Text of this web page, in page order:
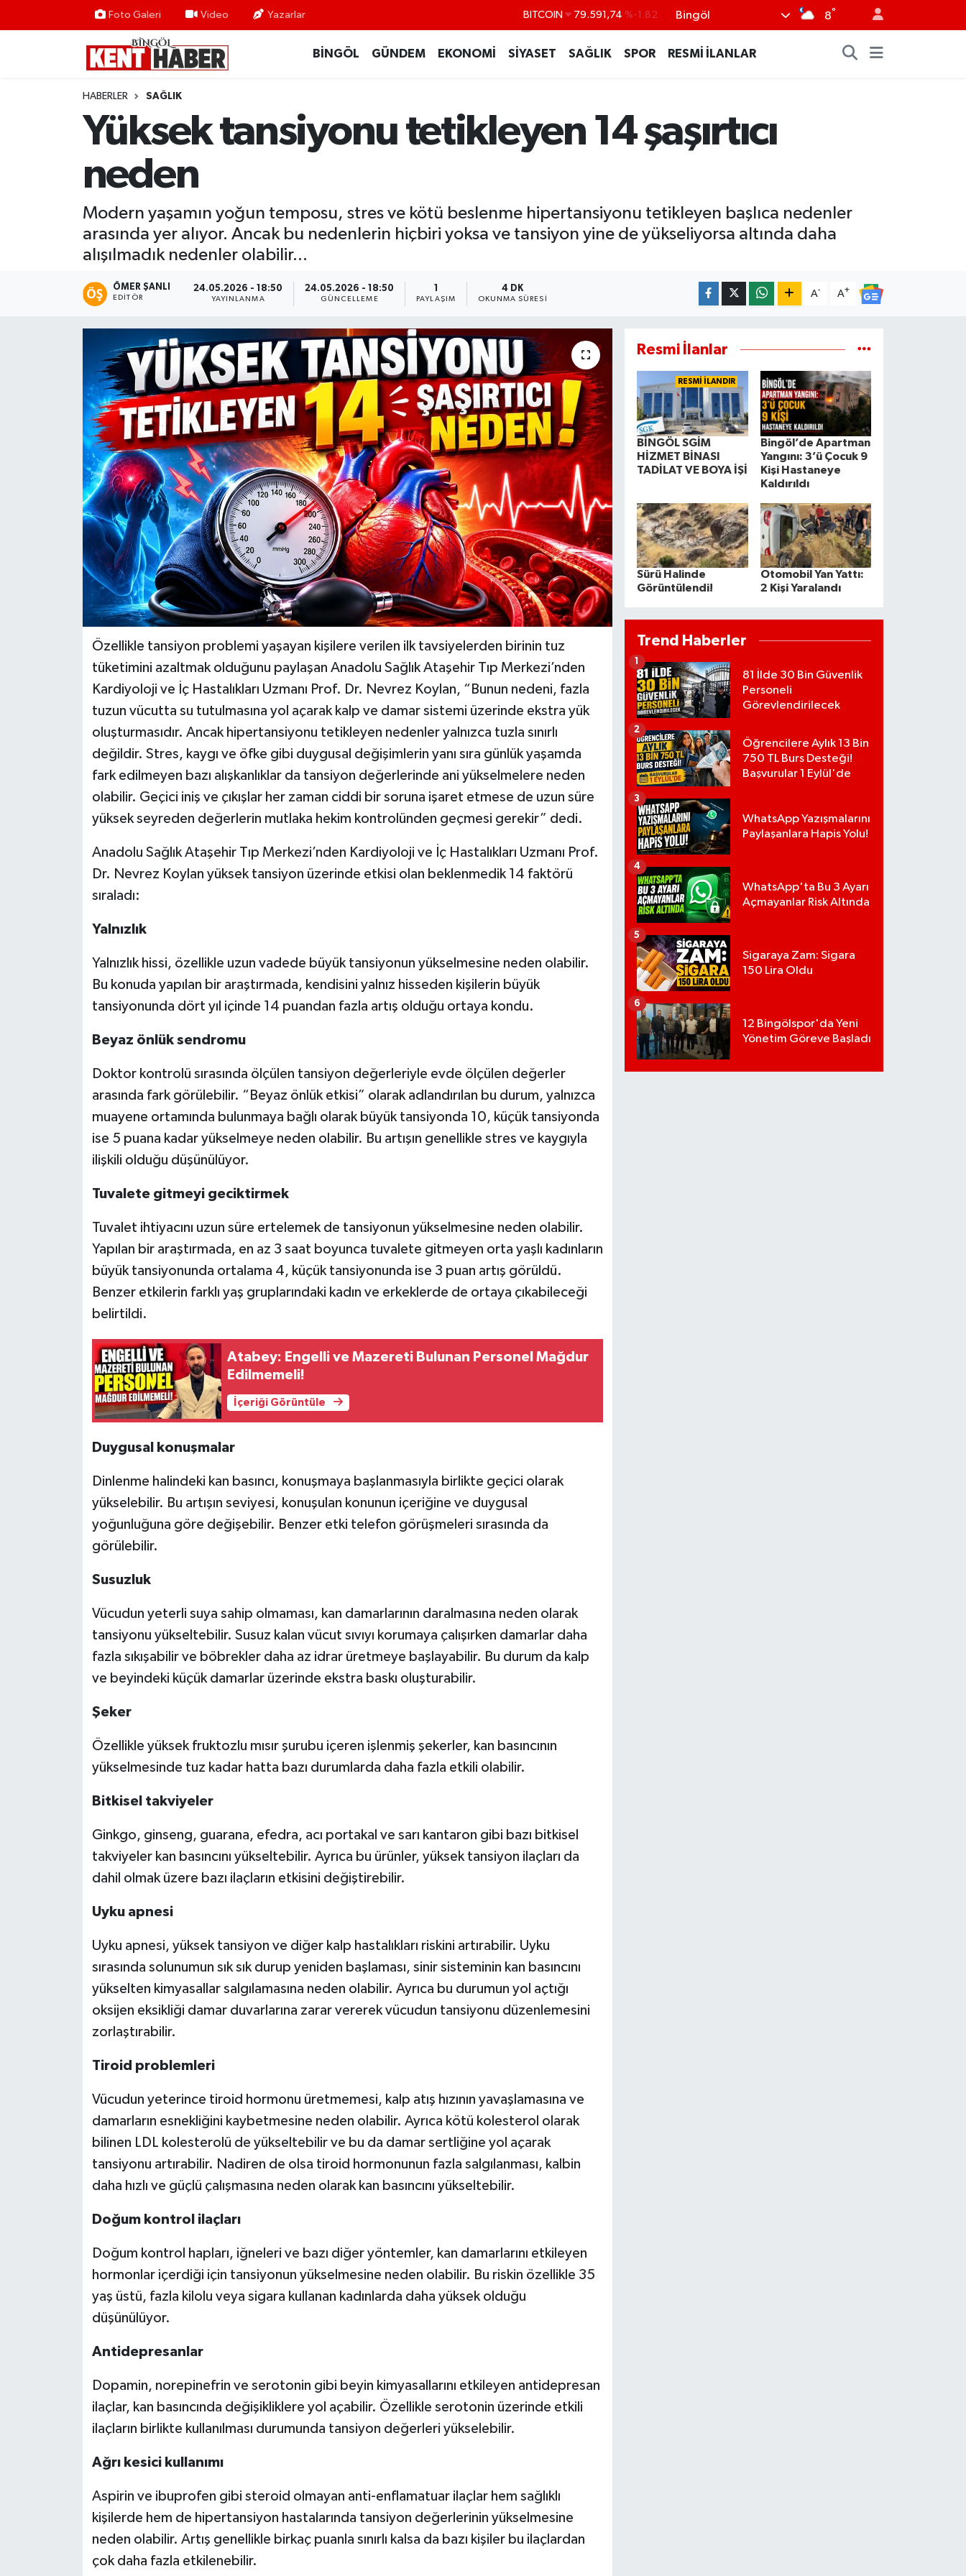
Foto Galeri Video Yazarlar DOLAR 45,43620 %0.02
14.598,00
BITCOIN 79.591,74 %-1.82
Bingöl 8°
BİNGÖL GÜNDEM EKONOMİ SİYASET SAĞLIK SPOR RESMİ İLANLAR
HABERLER SAĞLIK
Yüksek tansiyonu tetikleyen 14 şaşırtıcı
neden
Modern yaşamın yoğun temposu, stres ve kötü beslenme hipertansiyonu tetikleyen başlıca nedenler
arasında yer alıyor. Ancak bu nedenlerin hiçbiri yoksa ve tansiyon yine de yükseliyorsa altında daha
alışılmadık nedenler olabilir...
ÖMER ŞANLI
EDITÖR
24.05.2026 - 18:50
YAYINLANMA
24.05.2026 - 18:50
GÜNCELLEME PAYLAŞIM
4 DK
OKUNMA SÜRESI
A- A+
Özellikle tansiyon problemi yaşayan kişilere verilen ilk tavsiyelerden birinin tuz
tüketimini azaltmak olduğunu paylaşan Anadolu Sağlık Ataşehir Tıp Merkezi’nden
Kardiyoloji ve İç Hastalıkları Uzmanı Prof. Dr. Nevrez Koylan, “Bunun nedeni, fazla
tuzun vücutta su tutulmasına yol açarak kalp ve damar sistemi üzerinde ekstra yük
oluşturmasıdır. Ancak hipertansiyonu tetikleyen nedenler yalnızca tuzla sınırlı
değildir. Stres, kaygı ve öfke gibi duygusal değişimlerin yanı sıra günlük yaşamda
fark edilmeyen bazı alışkanlıklar da tansiyon değerlerinde ani yükselmelere neden
olabilir. Geçici iniş ve çıkışlar her zaman ciddi bir soruna işaret etmese de uzun süre
yüksek seyreden değerlerin mutlaka hekim kontrolünden geçmesi gerekir” dedi.
Anadolu Sağlık Ataşehir Tıp Merkezi’nden Kardiyoloji ve İç Hastalıkları Uzmanı Prof.
Dr. Nevrez Koylan yüksek tansiyon üzerinde etkisi olan beklenmedik 14 faktörü
sıraladı:
Yalnızlık
Yalnızlık hissi, özellikle uzun vadede büyük tansiyonun yükselmesine neden olabilir.
Bu konuda yapılan bir araştırmada, kendisini yalnız hisseden kişilerin büyük
tansiyonunda dört yıl içinde 14 puandan fazla artış olduğu ortaya kondu.
Beyaz önlük sendromu
Doktor kontrolü sırasında ölçülen tansiyon değerleriyle evde ölçülen değerler
arasında fark görülebilir. “Beyaz önlük etkisi” olarak adlandırılan bu durum, yalnızca
muayene ortamında bulunmaya bağlı olarak büyük tansiyonda 10, küçük tansiyonda
ise 5 puana kadar yükselmeye neden olabilir. Bu artışın genellikle stres ve kaygıyla
ilişkili olduğu düşünülüyor.
Tuvalete gitmeyi geciktirmek
Tuvalet ihtiyacını uzun süre ertelemek de tansiyonun yükselmesine neden olabilir.
Yapılan bir araştırmada, en az 3 saat boyunca tuvalete gitmeyen orta yaşlı kadınların
büyük tansiyonunda ortalama 4, küçük tansiyonunda ise 3 puan artış görüldü.
Benzer etkilerin farklı yaş gruplarındaki kadın ve erkeklerde de ortaya çıkabileceği
belirtildi.
Atabey: Engelli ve Mazereti Bulunan Personel Mağdur
Edilmemeli!
İçeriği Görüntüle
Duygusal konuşmalar
Dinlenme halindeki kan basıncı, konuşmaya başlanmasıyla birlikte geçici olarak
yükselebilir. Bu artışın seviyesi, konuşulan konunun içeriğine ve duygusal
yoğunluğuna göre değişebilir. Benzer etki telefon görüşmeleri sırasında da
görülebilir.
Susuzluk
Vücudun yeterli suya sahip olmaması, kan damarlarının daralmasına neden olarak
tansiyonu yükseltebilir. Susuz kalan vücut sıvıyı korumaya çalışırken damarlar daha
fazla sıkışabilir ve böbrekler daha az idrar üretmeye başlayabilir. Bu durum da kalp
ve beyindeki küçük damarlar üzerinde ekstra baskı oluşturabilir.
Şeker
Özellikle yüksek fruktozlu mısır şurubu içeren işlenmiş şekerler, kan basıncının
yükselmesinde tuz kadar hatta bazı durumlarda daha fazla etkili olabilir.
Bitkisel takviyeler
Ginkgo, ginseng, guarana, efedra, acı portakal ve sarı kantaron gibi bazı bitkisel
takviyeler kan basıncını yükseltebilir. Ayrıca bu ürünler, yüksek tansiyon ilaçları da
dahil olmak üzere bazı ilaçların etkisini değiştirebilir.
Uyku apnesi
Uyku apnesi, yüksek tansiyon ve diğer kalp hastalıkları riskini artırabilir. Uyku
sırasında solunumun sık sık durup yeniden başlaması, sinir sisteminin kan basıncını
yükselten kimyasallar salgılamasına neden olabilir. Ayrıca bu durumun yol açtığı
oksijen eksikliği damar duvarlarına zarar vererek vücudun tansiyonu düzenlemesini
zorlaştırabilir.
Tiroid problemleri
Vücudun yeterince tiroid hormonu üretmemesi, kalp atış hızının yavaşlamasına ve
damarların esnekliğini kaybetmesine neden olabilir. Ayrıca kötü kolesterol olarak
bilinen LDL kolesterolü de yükseltebilir ve bu da damar sertliğine yol açarak
tansiyonu artırabilir. Nadiren de olsa tiroid hormonunun fazla salgılanması, kalbin
daha hızlı ve güçlü çalışmasına neden olarak kan basıncını yükseltebilir.
Doğum kontrol ilaçları
Doğum kontrol hapları, iğneleri ve bazı diğer yöntemler, kan damarlarını etkileyen
hormonlar içerdiği için tansiyonun yükselmesine neden olabilir. Bu riskin özellikle 35
yaş üstü, fazla kilolu veya sigara kullanan kadınlarda daha yüksek olduğu
düşünülüyor.
Antidepresanlar
Dopamin, norepinefrin ve serotonin gibi beyin kimyasallarını etkileyen antidepresan
ilaçlar, kan basıncında değişikliklere yol açabilir. Özellikle serotonin üzerinde etkili
ilaçların birlikte kullanılması durumunda tansiyon değerleri yükselebilir.
Ağrı kesici kullanımı
Aspirin ve ibuprofen gibi steroid olmayan anti-enflamatuar ilaçlar hem sağlıklı
kişilerde hem de hipertansiyon hastalarında tansiyon değerlerinin yükselmesine
neden olabilir. Artış genellikle birkaç puanla sınırlı kalsa da bazı kişiler bu ilaçlardan
çok daha fazla etkilenebilir.
Resmi İlanlar
RESMİ İLANDIR
BİNGÖL SGİM
HİZMET BİNASI
TADİLAT VE BOYA İŞİ
Bingöl’de Apartman
Yangını: 3’ü Çocuk 9
Kişi Hastaneye
Kaldırıldı
Sürü Halinde
Görüntülendi!
Otomobil Yan Yattı:
2 Kişi Yaralandı
Trend Haberler
81 İlde 30 Bin Güvenlik
Personeli
Görevlendirilecek
Öğrencilere Aylık 13 Bin
750 TL Burs Desteği!
Başvurular 1 Eylül'de
2
WhatsApp Yazışmalarını
Paylaşanlara Hapis Yolu!
3
WhatsApp'ta Bu 3 Ayarı
Açmayanlar Risk Altında
4
Sigaraya Zam: Sigara
150 Lira Oldu
5
12 Bingölspor'da Yeni
Yönetim Göreve Başladı
6
BİLİM-TEKNOLOJİ
MERKEZ
RESMİ İLANLAR
SİYASET
SOLHAN
YAYLADERE
Bingöl Nöbetçi Eczaneler
Bingöl Hava Durumu
Bingöl Namaz Vakitleri
Bingöl Trafik Yoğunluk Haritası
Tüm Manşetler